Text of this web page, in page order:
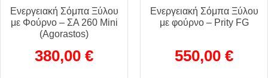
Ενεργειακή Σόμπα Ξύλου
με Φούρνο – ΣΑ 260 Mini
(Agorastos)
380,00 €
Ενεργειακή Σόμπα Ξύλου
με φούρνο – Prity FG
550,00 €